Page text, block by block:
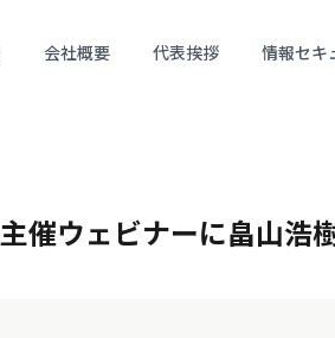
会社概要 代表挨拶 情報セキ
催ウェビナーに畠山浩